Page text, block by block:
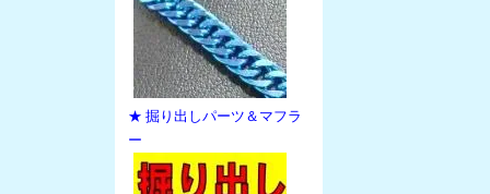
★ 掘り出しパーツ＆マフラ
ー